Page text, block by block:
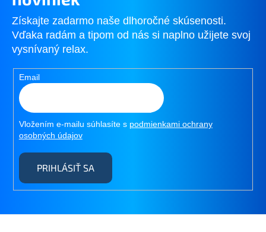
Získajte zadarmo naše dlhoročné skúsenosti.
Vďaka radám a tipom od nás si naplno užijete svoj
vysnívaný relax.
Email
Vložením e-mailu súhlasíte s podmienkami ochrany
osobných údajov
PRIHLÁSIŤ SA